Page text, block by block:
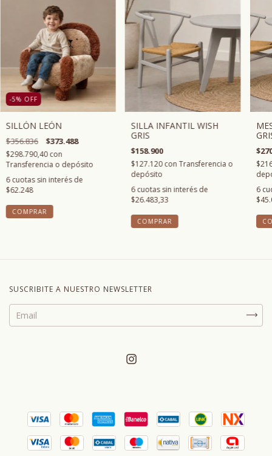
-5% OFF
SILLÓN LEÓN
$356.836 $373.488
$298.790,40con
Transferencia o depósito
6cuotas sin interés de
$62.248
SILLA INFANTIL WISH
GRIS
$158.900
$127.120con Transferencia o
depósito
6cuotas sin interés de
$26.483,33
COMPRAR
6
SUSCRIBITE A NUESTRO NEWSLETTER